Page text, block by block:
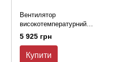
Вентилятор
високотемпературний
канальний MMotors JSC VOK
150/120 Т
5 925 грн
Купити